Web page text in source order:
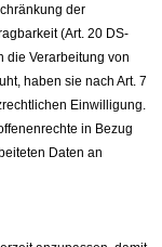
der
(Art. 20 DS-
die Verarbeitung von
haben sie nach Art. 7
Einwilligung.
in Bezug
Daten an